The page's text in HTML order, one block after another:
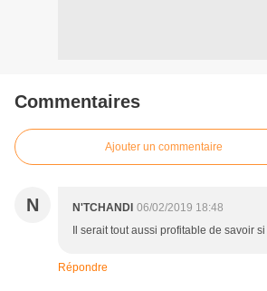
Commentaires
Ajouter un commentaire
N N'TCHANDI 06/02/2019 18:48
Il serait tout aussi profitable de savoir
Répondre